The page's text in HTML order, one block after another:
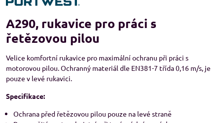
A290, rukavice pro práci s
řetězovou pilou
Velice komfortní rukavice pro maximální ochranu při práci s
motorovou pilou. Ochranný materiál dle EN381-7 třída 0,16 m/s, je
pouze v levé rukavici.
Specifikace:
Ochrana před řetězovou pilou pouze na levé straně